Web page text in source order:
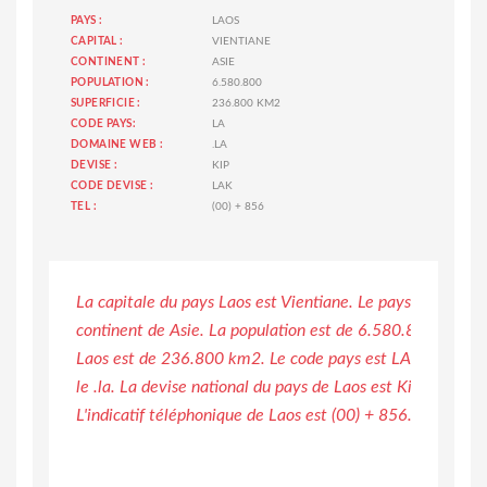
PAYS :
LAOS
CAPITAL :
VIENTIANE
CONTINENT :
ASIE
POPULATION :
6.580.800
SUPERFICIE :
236.800 KM2
CODE PAYS:
LA
DOMAINE WEB :
.LA
DEVISE :
KIP
CODE DEVISE :
LAK
TEL :
(00) + 856
La capitale du pays Laos est Vientiane. Le pays de Laos
continent de Asie. La population est de 6.580.800 et la
Laos est de 236.800 km2. Le code pays est LA, Le
le .la. La devise national du pays de Laos est Kip et le
L'indicatif téléphonique de Laos est (00) + 856.